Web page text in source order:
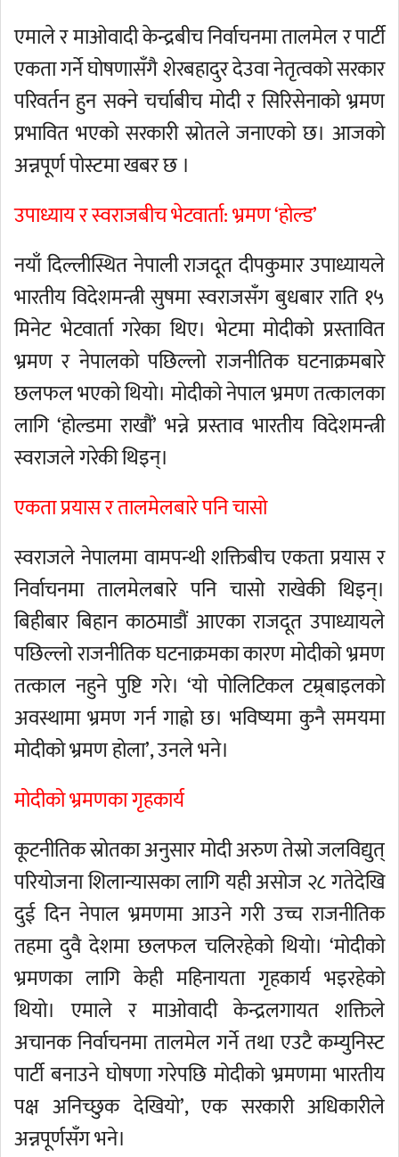
एमाले र माओवादी केन्द्रबीच निर्वाचनमा तालमेल र पार्टी
एकता गर्ने घोषणासँगै शेरबहादुर देउवा नेतृत्वको सरकार
परिवर्तन हुन सक्ने चर्चाबीच मोदी र सिरिसेनाको भ्रमण
प्रभावित भएको सरकारी स्रोतले जनाएको छ। आजको
अन्नपूर्ण पोस्टमा खबर छ ।
उपाध्याय र स्वराजबीच भेटवार्ता: भ्रमण ‘होल्ड’
नयाँ दिल्लीस्थित नेपाली राजदूत दीपकुमार उपाध्यायले
भारतीय विदेशमन्त्री सुषमा स्वराजसँग बुधबार राति १५
मिनेट भेटवार्ता गरेका थिए। भेटमा मोदीको प्रस्तावित
भ्रमण र नेपालको पछिल्लो राजनीतिक घटनाक्रमबारे
छलफल भएको थियो। मोदीको नेपाल भ्रमण तत्कालका
लागि ‘होल्डमा राखौं’ भन्ने प्रस्ताव भारतीय विदेशमन्त्री
स्वराजले गरेकी थिइन्।
एकता प्रयास र तालमेलबारे पनि चासो
स्वराजले नेपालमा वामपन्थी शक्तिबीच एकता प्रयास र
निर्वाचनमा तालमेलबारे पनि चासो राखेकी थिइन्।
बिहीबार बिहान काठमाडौं आएका राजदूत उपाध्यायले
पछिल्लो राजनीतिक घटनाक्रमका कारण मोदीको भ्रमण
तत्काल नहुने पुष्टि गरे। ‘यो पोलिटिकल टम्र्बाइलको
अवस्थामा भ्रमण गर्न गाह्रो छ। भविष्यमा कुनै समयमा
मोदीको भ्रमण होला’, उनले भने।
मोदीको भ्रमणका गृहकार्य
कूटनीतिक स्रोतका अनुसार मोदी अरुण तेस्रो जलविद्युत्
परियोजना शिलान्यासका लागि यही असोज २८ गतेदेखि
दुई दिन नेपाल भ्रमणमा आउने गरी उच्च राजनीतिक
तहमा दुवै देशमा छलफल चलिरहेको थियो। ‘मोदीको
भ्रमणका लागि केही महिनायता गृहकार्य भइरहेको
थियो। एमाले र माओवादी केन्द्रलगायत शक्तिले
अचानक निर्वाचनमा तालमेल गर्ने तथा एउटै कम्युनिस्ट
पार्टी बनाउने घोषणा गरेपछि मोदीको भ्रमणमा भारतीय
पक्ष अनिच्छुक देखियो’, एक सरकारी अधिकारीले
अन्नपूर्णसँग भने।